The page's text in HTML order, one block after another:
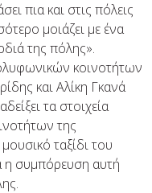
πια και στις πόλεις
μοιάζει με ένα
της πόλης».
κοινοτήτων
και Αλίκη Γκανά
τα στοιχεία
της
ταξίδι του
η συμπόρευση αυτή